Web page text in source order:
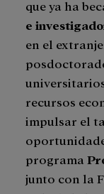
que ya ha
e
en el
recursos
impulsar el
programa
junto con la